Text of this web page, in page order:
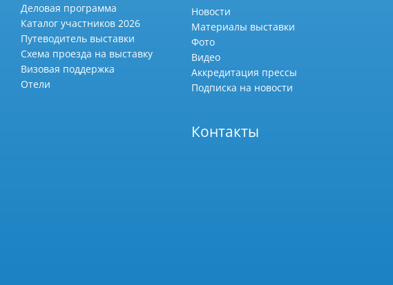
Деловая программа
Каталог участников 2026
Путеводитель выставки
Схема проезда на выставку
Визовая поддержка
Отели
Новости
Материалы выставки
Фото
Видео
Аккредитация прессы
Подписка на новости
Контакты